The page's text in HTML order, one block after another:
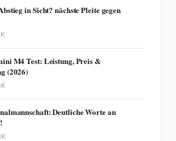
in Sicht? nächste Pleite gegen
M4 Test: Leistung, Preis &
(2026)
Deutliche Worte an